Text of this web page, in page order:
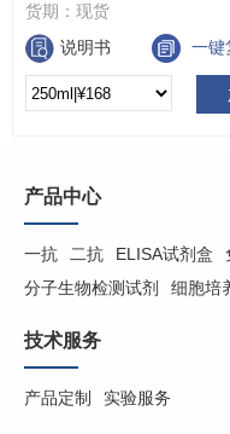
货期： 现货
说明书
一键
产品中心
一抗 二抗 ELISA试剂盒
分子生物检测试剂
细胞培
技术服务
产品定制 实验服务